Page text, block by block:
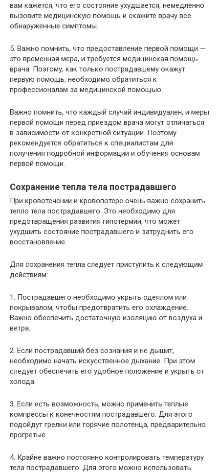
вам кажется, что его состояние ухудшается, немедленно
вызовите медицинскую помощь и скажите врачу все
обнаруженные симптомы.
5. Важно помнить, что предоставление первой помощи —
это временная мера, и требуется медицинская помощь
врача. Поэтому, как только пострадавшему окажут
первую помощь, необходимо обратиться к
профессионалам за медицинской помощью.
Важно помнить, что каждый случай индивидуален, и меры
первой помощи перед приездом врача могут отличаться
в зависимости от конкретной ситуации. Поэтому
рекомендуется обратиться к специалистам для
получения подробной информации и обучения основам
первой помощи.
Сохранение тепла тела пострадавшего
При кровотечении и кровопотере очень важно сохранить
тепло тела пострадавшего. Это необходимо для
предотвращения развития гипотермии, что может
ухудшить состояние пострадавшего и затруднить его
восстановление.
Для сохранения тепла следует приступить к следующим
действиям:
1. Пострадавшего необходимо укрыть одеялом или
покрывалом, чтобы предотвратить его охлаждение.
Важно обеспечить достаточную изоляцию от воздуха и
ветра.
2. Если пострадавший без сознания и не дышит,
необходимо начать искусственное дыхание. При этом
следует обеспечить его удобное положение и укрыть от
холода.
3. Если есть возможность, можно применить теплые
компрессы к конечностям пострадавшего. Для этого
подойдут грелки или горячие полотенца, предварительно
прогретые.
4. Крайне важно постоянно контролировать температуру
тела пострадавшего. Для этого можно использовать